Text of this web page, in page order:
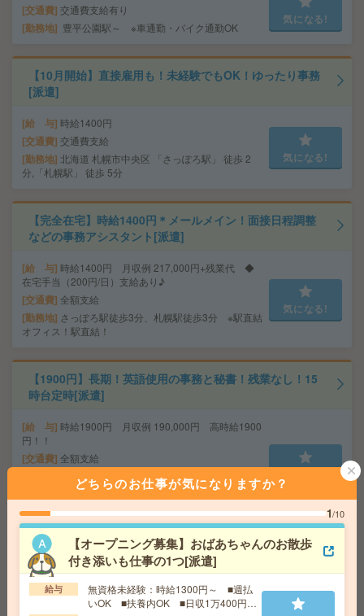
交通費 交通費支給有り
勤務地 豊平公園駅～ ※車通勤・バイク通勤OK
気になる!
【10月開始】直接雇用も！未経験でもOK！ゆったり事務
[派遣]
給 与 時給1400円
交通費 交通費支給
勤務地 北海道 札幌市中央区 「さっぽろ駅」 徒歩 2
分,「札幌駅」 徒歩 5分
気になる!
【完全在宅】時給1400円＊メールメイン！面接日程調整
などの事務アシスタント[派遣]
給 与 時給1400円 月収例 217,000円+残業代 ◆
在宅手当（200円/日）支給あり♪
交通費 全額支給
勤務地 さっぽろ駅徒歩3分、札幌駅徒歩3分 ※駅直結
オフィス！駅直結！
気になる!
【1900円】長期！英語使用の事務と秘書！残業なし！15
時台定時[派遣]
給 与 時給1900円 月収例 190,000円 高時給1900
円！！
交通費 全額支給
さっぽろ駅送迎バス20分、北１８条駅車6分
※北大正門前から無料循環バスが15分に１本でてま
す！（民間自己手配であれば車通勤もできます！）
【急募】書類のチェックだけ！/電話対応なし/時給1650
円/週2日～[派遣]
給 与 時給1650円~ ※日払い・週払い・月払いを選
択可能
どちらのお仕事が気になりますか？
1/10
【オープニング募集】おばあちゃんのお散歩
付き添いも仕事の1つ[派遣]
給与
無資格未経験：時給1300円～ ■週払
いOK ■扶養内OK ■日収1万400円以